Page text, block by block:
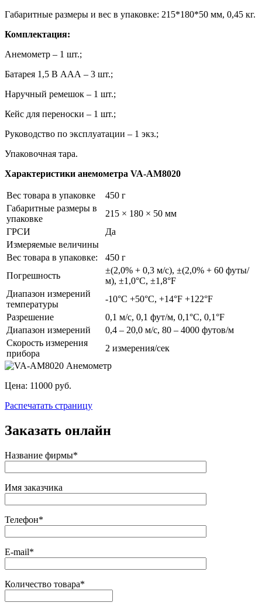
Габаритные размеры и вес в упаковке: 215*180*50 мм, 0,45 кг.
Комплектация:
Анемометр – 1 шт.;
Батарея 1,5 В ААА – 3 шт.;
Наручный ремешок – 1 шт.;
Кейс для переноски – 1 шт.;
Руководство по эксплуатации – 1 экз.;
Упаковочная тара.
Характеристики анемометра VA-АМ8020
Вес товара в упаковке
450 г
Габаритные размеры в
упаковке
215 × 180 × 50 мм
ГРСИ
Да
Измеряемые величины
Вес товара в упаковке:
450 г
Погрешность
±(2,0% + 0,3 м/с), ±(2,0% + 60 футы/
м), ±1,0°C, ±1,8°F
Диапазон измерений
температуры
-10°C +50°C, +14°F +122°F
Разрешение
0,1 м/с, 0,1 фут/м, 0,1°C, 0,1°F
Диапазон измерений
0,4 – 20,0 м/с, 80 – 4000 футов/м
Скорость измерения
прибора
2 измерения/сек
Цена: 11000 руб.
Распечатать страницу
Заказать онлайн
Название фирмы*
Имя заказчика
Телефон*
E-mail*
Количество товара*